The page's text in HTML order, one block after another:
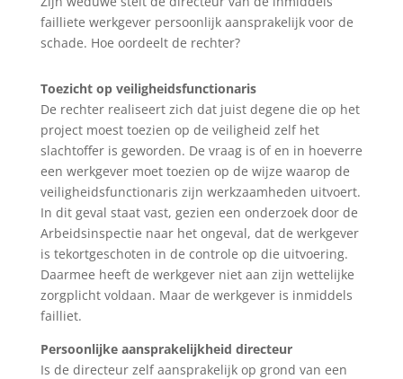
failliete werkgever persoonlijk aansprakelijk voor de
schade. Hoe oordeelt de rechter?
Toezicht op veiligheidsfunctionaris
De rechter realiseert zich dat juist degene die op het
project moest toezien op de veiligheid zelf het
slachtoffer is geworden. De vraag is of en in hoeverre
een werkgever moet toezien op de wijze waarop de
veiligheidsfunctionaris zijn werkzaamheden uitvoert.
In dit geval staat vast, gezien een onderzoek door de
Arbeidsinspectie naar het ongeval, dat de werkgever
is tekortgeschoten in de controle op die uitvoering.
Daarmee heeft de werkgever niet aan zijn wettelijke
zorgplicht voldaan. Maar de werkgever is inmiddels
failliet.
Persoonlijke aansprakelijkheid directeur
Is de directeur zelf aansprakelijk op grond van een